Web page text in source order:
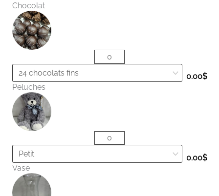
Chocolat
0.00$
Peluches
0.00$
Vase
quantité
de
Jardin
de
plantes
fleurs